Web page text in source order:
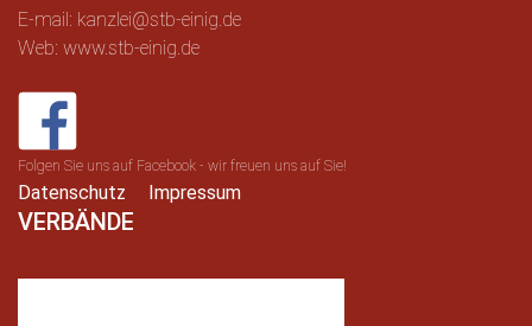
E-mail: kanzlei@stb-einig.de
Web: www.stb-einig.de
Folgen Sie uns auf Facebook - wir freuen uns auf Sie!
Datenschutz Impressum
VERBÄNDE